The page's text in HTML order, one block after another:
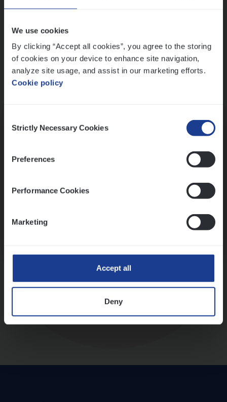
We use cookies
By clicking “Accept all cookies”, you agree to the storing
of cookies on your device to enhance site navigation,
analyze site usage, and assist in our marketing efforts.
Cookie policy
Selection
Strictly Necessary Cookies
Preferences
Performance Cookies
Marketing
Accept all
Deny